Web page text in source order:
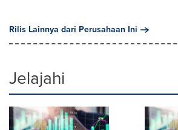
Rilis Lainnya dari Perusahaan Ini
Jelajahi